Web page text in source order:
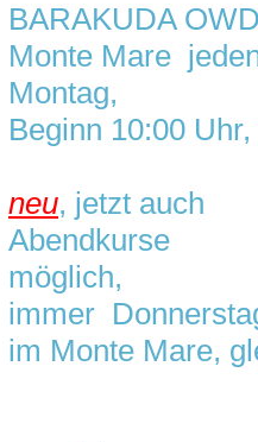
BARAKUDA
Monte Mare
Montag,
Beginn 10:00 Uhr,
neu, jetzt auch
Abendkurse
möglich,
immer
im Monte Mare,